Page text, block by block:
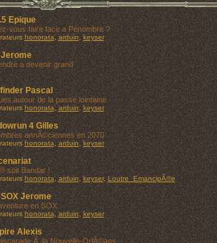
Epique
vous faire face a Penombre ?
honorata ,arduin ,keyser
a devenir grand
Pascal
autour de la passe lointaine
honorata ,arduin ,keyser
4 Gilles
annÃ©ciennes en 2070
honorata ,arduin ,keyser
soit Bandar !
honorata ,arduin ,keyser,Loutre_EmancipÃ©e
Jerome
en SOX
honorata ,arduin ,keyser
Alexis
Ã la Nouvelle-OrlÃ©ans